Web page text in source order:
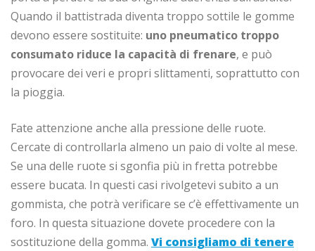
Quando il battistrada diventa troppo sottile le gomme
devono essere sostituite: uno pneumatico troppo
consumato riduce la capacità di frenare, e può
provocare dei veri e propri slittamenti, soprattutto con
la pioggia.
Fate attenzione anche alla pressione delle ruote.
Cercate di controllarla almeno un paio di volte al mese.
Se una delle ruote si sgonfia più in fretta potrebbe
essere bucata. In questi casi rivolgetevi subito a un
gommista, che potrà verificare se c’è effettivamente un
foro. In questa situazione dovete procedere con la
sostituzione della gomma. Vi consigliamo di tenere